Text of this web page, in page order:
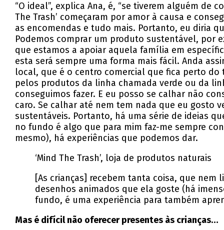
“O ideal”, explica Ana, é, “se tiverem alguém de
The Trash’ começaram por amor à causa e
as encomendas e tudo mais. Portanto, eu diria
Podemos comprar um produto sustentável, por
que estamos a apoiar aquela família em
esta será sempre uma forma mais fácil. Anda
local, que é o centro comercial que fica perto
pelos produtos da linha chamada verde ou da
conseguimos fazer. E eu posso se calhar não
caro. Se calhar até nem tem nada que eu gosto
sustentáveis. Portanto, há uma série de ideias
no fundo é algo que para mim faz-me sempre
mesmo), há experiências que podemos dar.
‘Mind The Trash’, loja de produtos naturais
[As crianças] recebem tanta coisa, que
desenhos animados que ela goste (há
fundo, é uma experiência para também
Mas é difícil não oferecer presentes às crianças…